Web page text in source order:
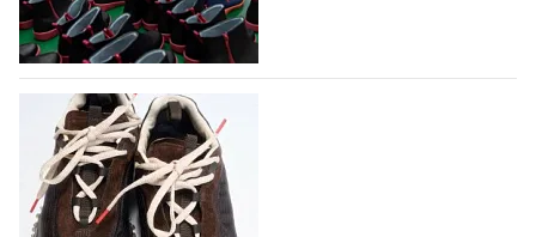
дизайнерских марок одежды, обуви и аксессуаров.
Бренды также получат маркетинговую…
06.08.2026 758
Объем мирового производства обуви в
2025 году практически не увеличился
В 2025 году мировое производство обуви
практически не изменилось, зафиксировав